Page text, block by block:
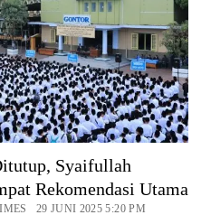
Syaifullah
Rekomendasi Utama
29 JUNI 2025 5:20 PM